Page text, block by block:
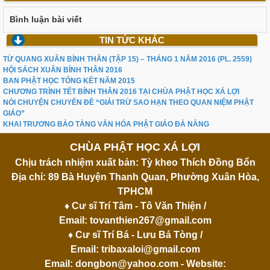
Bình luận bài viết
TIN TỨC KHÁC
TỪ QUANG XUÂN BÍNH THÂN (TẬP 15) – THÁNG 1 NĂM 2016 (PL. 2559)
HỘI SÁCH XUÂN BÍNH THÂN 2016
BAN PHẬT HỌC TỔNG KẾT NĂM 2015
CHƯƠNG TRÌNH TẾT BÍNH THÂN 2016 TẠI CHÙA PHẬT HỌC XÁ LỢI
NÓI CHUYỆN CHUYÊN ĐỀ “GIẢI TRỪ SAO HẠN THEO QUAN NIỆM PHẬT
GIÁO”
KHAI TRƯƠNG BẢO TÀNG VĂN HÓA PHẬT GIÁO ĐÀ NẴNG
CHÙA PHẬT HỌC XÁ LỢI
Chịu trách nhiệm xuất bản: Tỳ kheo Thích Đồng Bổn
Địa chỉ: 89 Bà Huyện Thanh Quan, Phường Xuân Hòa,
TPHCM
♦ Cư sĩ Trí Tâm - Tô Văn Thiện /
Email: tovanthien267@gmail.com
♦ Cư sĩ Trí Bá - Lưu Bá Tòng /
Email: tribaxaloi@gmail.com
Email: dongbon@yahoo.com- Website: